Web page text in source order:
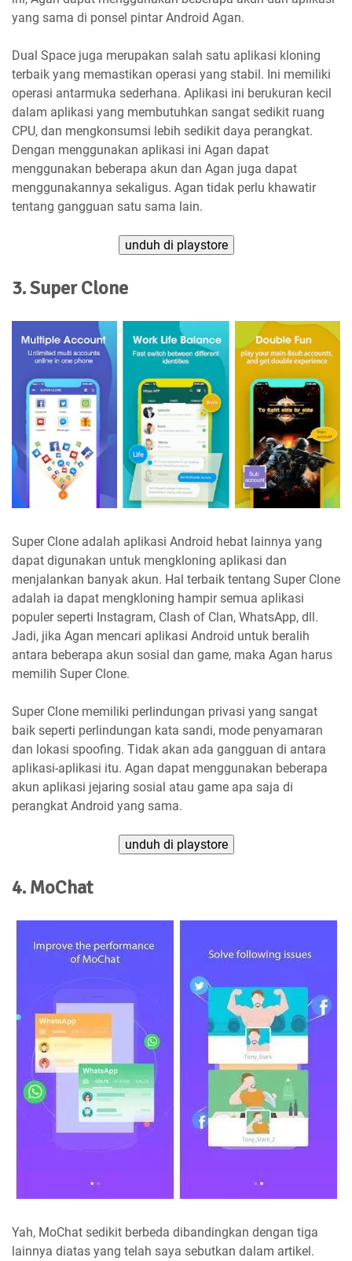
yang sama di ponsel pintar Android Agan.
Dual Space juga merupakan salah satu aplikasi kloning
terbaik yang memastikan operasi yang stabil. Ini memiliki
operasi antarmuka sederhana. Aplikasi ini berukuran kecil
dalam aplikasi yang membutuhkan sangat sedikit ruang
CPU, dan mengkonsumsi lebih sedikit daya perangkat.
Dengan menggunakan aplikasi ini Agan dapat
menggunakan beberapa akun dan Agan juga dapat
menggunakannya sekaligus. Agan tidak perlu khawatir
tentang gangguan satu sama lain.
unduh di playstore
3. Super Clone
Super Clone adalah aplikasi Android hebat lainnya yang
dapat digunakan untuk mengkloning aplikasi dan
menjalankan banyak akun. Hal terbaik tentang Super Clone
adalah ia dapat mengkloning hampir semua aplikasi
populer seperti Instagram, Clash of Clan, WhatsApp, dll.
Jadi, jika Agan mencari aplikasi Android untuk beralih
antara beberapa akun sosial dan game, maka Agan harus
memilih Super Clone.
Super Clone memiliki perlindungan privasi yang sangat
baik seperti perlindungan kata sandi, mode penyamaran
dan lokasi spoofing. Tidak akan ada gangguan di antara
aplikasi-aplikasi itu. Agan dapat menggunakan beberapa
akun aplikasi jejaring sosial atau game apa saja di
perangkat Android yang sama.
unduh di playstore
4. MoChat
Yah, MoChat sedikit berbeda dibandingkan dengan tiga
lainnya diatas yang telah saya sebutkan dalam artikel.